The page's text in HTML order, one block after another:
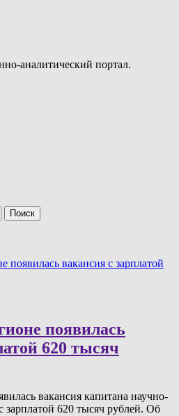
аналитический портал.
появилась вакансия с зарплатой
появилась
620 тысяч
вакансия капитана научно-
зарплатой 620 тысяч рублей. Об